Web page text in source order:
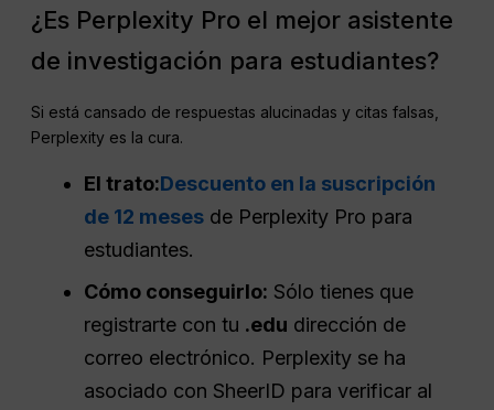
¿Es Perplexity Pro el mejor asistente
de investigación para estudiantes?
Si está cansado de respuestas alucinadas y citas falsas,
Perplexity es la cura.
El trato:Descuento en la suscripción
de 12 meses de Perplexity Pro para
estudiantes.
Cómo conseguirlo: Sólo tienes que
registrarte con tu .edu dirección de
correo electrónico. Perplexity se ha
asociado con SheerID para verificar al